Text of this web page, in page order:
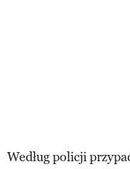
Według policji